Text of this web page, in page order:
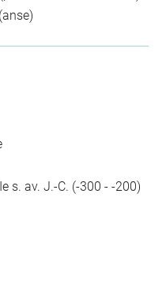
s. av. J.-C. (-300 - -200)